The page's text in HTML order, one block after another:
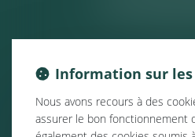
Information sur les
Nous avons recours à des
assurer le bon fonctionnement